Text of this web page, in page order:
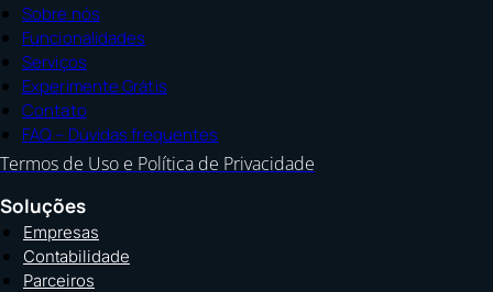
Sobre nós
Funcionalidades
Serviços
Experimente Grátis
Contato
FAQ – Dúvidas frequentes
Termos de Uso e Política de Privacidade
Soluções
Empresas
Contabilidade
Parceiros